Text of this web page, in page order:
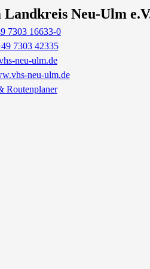
Landkreis Neu-Ulm
7303 16633-0
7303 42335
neu-ulm.de
neu-ulm.de
Routenplaner